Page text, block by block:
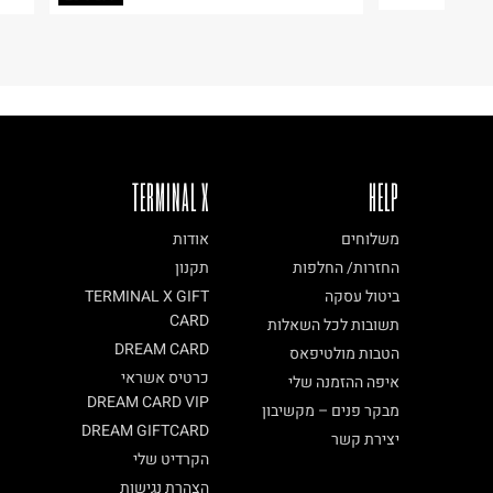
TERMINAL X
אודות
תקנון
TERMINAL X GIFT
CARD
DREAM CARD
כרטיס אשראי
DREAM CARD VIP
DREAM GIFTCARD
הקרדיט שלי
הצהרת נגישות
HELP
משלוחים
החזרות/ החלפות
ביטול עסקה
תשובות לכל השאלות
הטבות מולטיפאס
איפה ההזמנה שלי
מבקר פנים – מקשיבון
יצירת קשר